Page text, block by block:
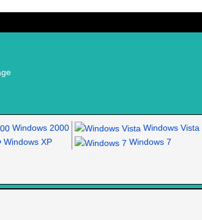
Windows 2000
Windows XP
Windows Vista
Windows 7